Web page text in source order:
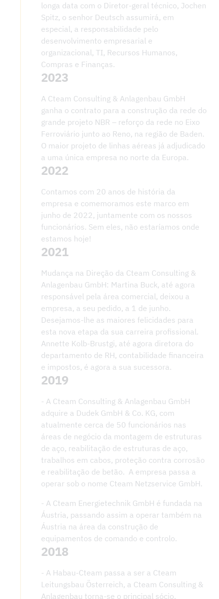
longa data com o Diretor-geral técnico, Jochen
Spitz, o senhor Deutsch assumirá, em
especial, a responsabilidade pelo
desenvolvimento empresarial e
organizacional, TI, Recursos Humanos,
Compras e Finanças.
2023
A Cteam Consulting & Anlagenbau GmbH
ganha o contrato para a construção da rede do
grande projeto NBR – reforço da rede no Eixo
Ferroviário junto ao Reno, na região de Baden.
O maior projeto de linhas aéreas já adjudicado
a uma única empresa no norte da Europa.
2022
Contamos com 20 anos de história da
empresa e comemoramos este marco em
junho de 2022, juntamente com os nossos
funcionários. Sem eles, não estaríamos onde
estamos hoje!
2021
Mudança na Direção da Cteam Consulting &
Anlagenbau GmbH: Martina Buck, até agora
responsável pela área comercial, deixou a
empresa, a seu pedido, a 1 de junho.
Desejamos-lhe as maiores felicidades para
esta nova etapa da sua carreira profissional.
Annette Kolb-Brustgi, até agora diretora do
departamento de RH, contabilidade financeira
e impostos, é agora a sua sucessora.
2019
- A Cteam Consulting & Anlagenbau GmbH
adquire a Dudek GmbH & Co. KG, com
atualmente cerca de 50 funcionários nas
áreas de negócio da montagem de estruturas
de aço, reabilitação de estruturas de aço,
trabalhos em cabos, proteção contra corrosão
e reabilitação de betão. A empresa passa a
operar sob o nome Cteam Netzservice GmbH.
- A Cteam Energietechnik GmbH é fundada na
Áustria, passando assim a operar também na
Áustria na área da construção de
equipamentos de comando e controlo.
2018
- A Habau-Cteam passa a ser a Cteam
Leitungsbau Österreich, a Cteam Consulting &
Anlagenbau torna-se o principal sócio.